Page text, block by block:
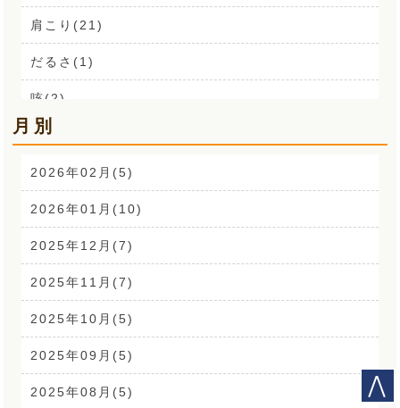
肩こり(21)
だるさ(1)
咳(2)
肩こり解消講座(14)
お声(1)
CSR活動(24)
腰痛(52)
自律神経(2)
耳鳴り(2)
踵の痛み(1)
背中の痛み(3)
月別
2026年02月(5)
2026年01月(10)
2025年12月(7)
2025年11月(7)
2025年10月(5)
2025年09月(5)
2025年08月(5)